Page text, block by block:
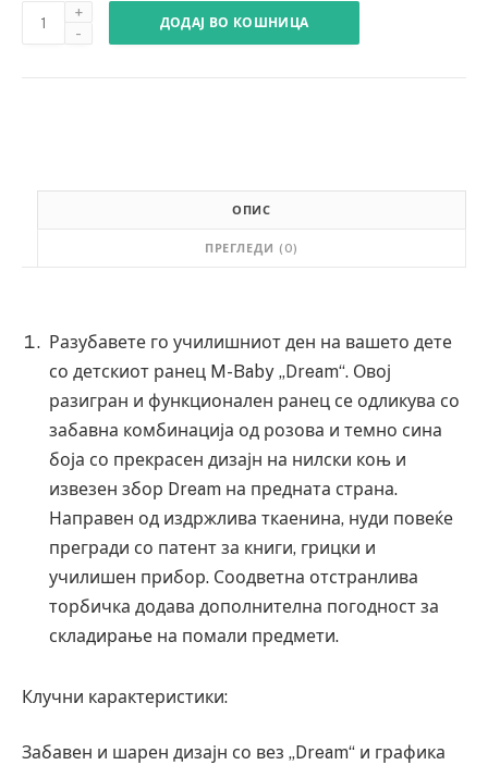
ДОДАЈ ВО КОШНИЦА
ОПИС
ПРЕГЛЕДИ (0)
Разубавете го училишниот ден на вашето дете
со детскиот ранец M-Baby „Dream“. Овој
разигран и функционален ранец се одликува со
забавна комбинација од розова и темно сина
боја со прекрасен дизајн на нилски коњ и
извезен збор Dream на предната страна.
Направен од издржлива ткаенина, нуди повеќе
прегради со патент за книги, грицки и
училишен прибор. Соодветна отстранлива
торбичка додава дополнителна погодност за
складирање на помали предмети.
Клучни карактеристики:
Забавен и шарен дизајн со вез „Dream“ и графика